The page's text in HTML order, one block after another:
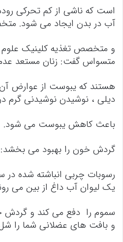
است که ناشی از کم تحرکی
آب در بدن ایجاد می شود.
و متخصص تغذیه کلینیک علوم
متسواس گفت: زنان مستعد
هستند که یبوست از عوارض
دیلی ، نوشیدن نوشیدنی گرم
باعث کاهش یبوست می شود.
گردش خون را بهبود می بخشد:
رسوبات چربی انباشته شده
یک لیوان آب داغ از بین می
سموم را دفع می کند و گردش
و بافت های عضلانی شما را